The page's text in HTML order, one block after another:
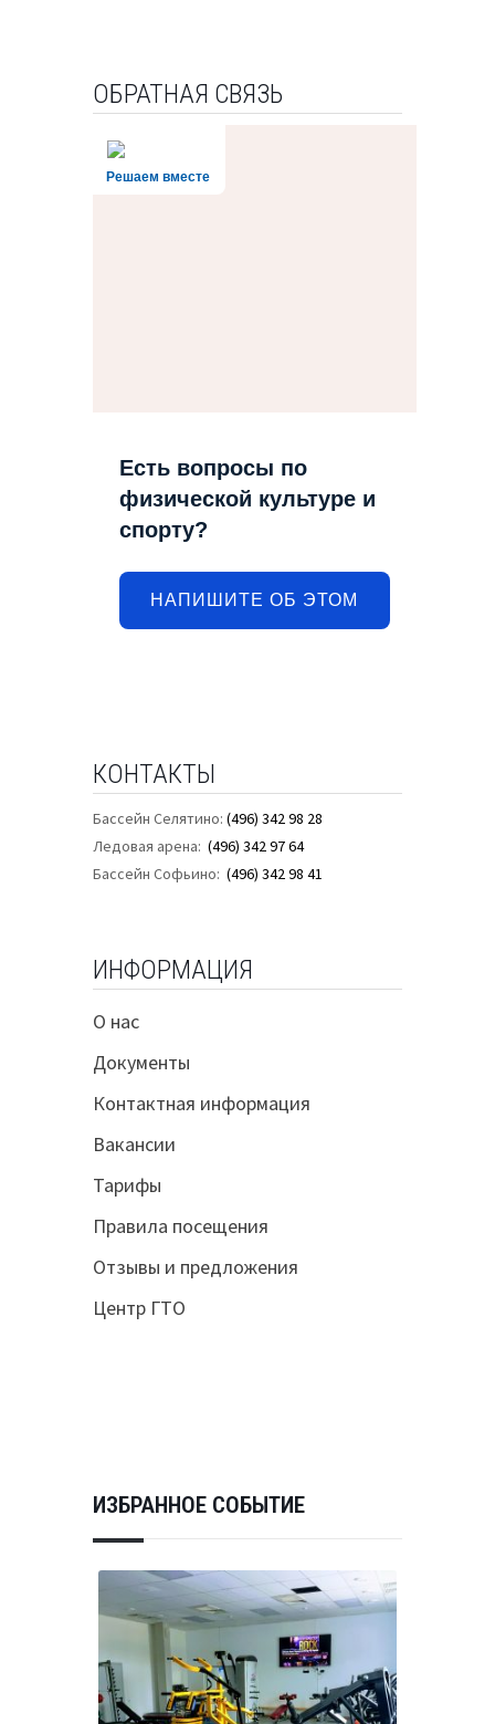
ОБРАТНАЯ СВЯЗЬ
Решаем вместе
Есть вопросы по
физической культуре и
спорту?
НАПИШИТЕ ОБ ЭТОМ
КОНТАКТЫ
Бассейн Селятино: (496) 342 98 28
Ледовая арена: (496) 342 97 64
Бассейн Софьино: (496) 342 98 41
ИНФОРМАЦИЯ
О нас
Документы
Контактная информация
Вакансии
Тарифы
Правила посещения
Отзывы и предложения
Центр ГТО
ИЗБРАННОЕ СОБЫТИЕ